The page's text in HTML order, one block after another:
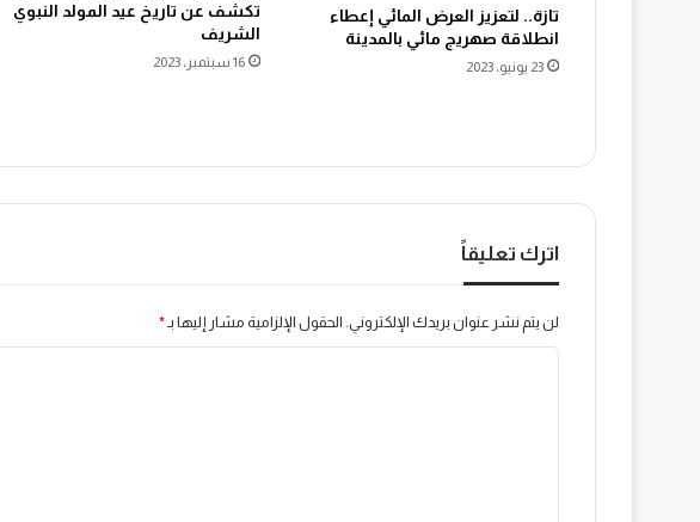
تازة.. لتعزيز العرض المائي إعطاء
انطلاقة صهريج مائي بالمدينة
23 يونيو، 2023
تكشف عن تاريخ عيد المولد النبوي
الشريف
16 سبتمبر، 2023
اترك تعليقاً
لن يتم نشر عنوان بريدك الإلكتروني. الحقول الإلزامية مشار إليها بـ *